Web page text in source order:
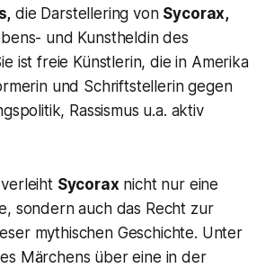
die Darstellering von Sycorax,
und Kunstheldin des
ist freie Künstlerin, die in Amerika
und Schriftstellerin gegen
Rassismus u.a. aktiv
Sycorax nicht nur eine
sondern auch das Recht zur
mythischen Geschichte. Unter
Märchens über eine in der